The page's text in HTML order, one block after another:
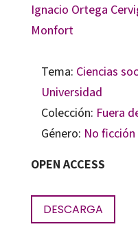
Ignacio Ortega
Monfort
Tema: Ciencias
Universidad
Colección: Fuera
Género: No ficción
OPEN ACCESS
DESCARGA